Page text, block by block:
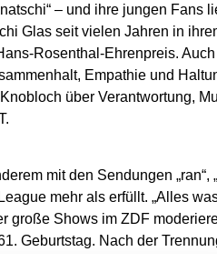
– und ihre jungen Fans
Glas seit vielen Jahren in
Rosenthal-Ehrenpreis.
Empathie und
über Verantwortung,
mit den Sendungen „ran“,
mehr als erfüllt. „Alles
große Shows im ZDF
Geburtstag. Nach der
die Frau an seiner Seite.